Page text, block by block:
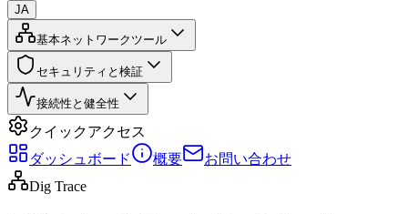
JA
基本ネットワークツール
セキュリティと検証
接続性と健全性
クイックアクセス
ダッシュボード
概要
お問い合わせ
Dig Trace